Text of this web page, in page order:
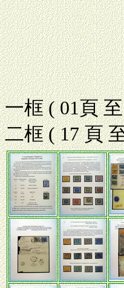
一
二框 ( 17 頁